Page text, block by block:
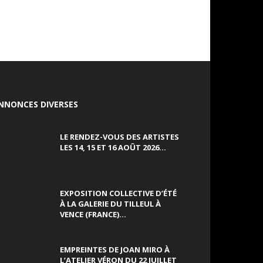
DIVERSES
LE RENDEZ-VOUS DES ARTISTES
LES 14, 15 ET 16 AOÛT 2026...
EXPOSITION COLLECTIVE D’ÉTÉ
À LA GALERIE DU TILLEUL À
VENCE (FRANCE)...
EMPREINTES DE JOAN MIRO À
L’ATELIER VÉRON DU 22 JUILLET